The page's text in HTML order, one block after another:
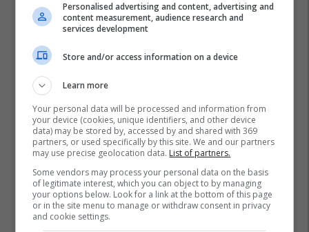
Personalised advertising and content, advertising and
content measurement, audience research and
services development
Store and/or access information on a device
Learn more
Your personal data will be processed and information from
your device (cookies, unique identifiers, and other device
data) may be stored by, accessed by and shared with 369
partners, or used specifically by this site. We and our partners
may use precise geolocation data. List of partners.
Some vendors may process your personal data on the basis
of legitimate interest, which you can object to by managing
your options below. Look for a link at the bottom of this page
or in the site menu to manage or withdraw consent in privacy
and cookie settings.